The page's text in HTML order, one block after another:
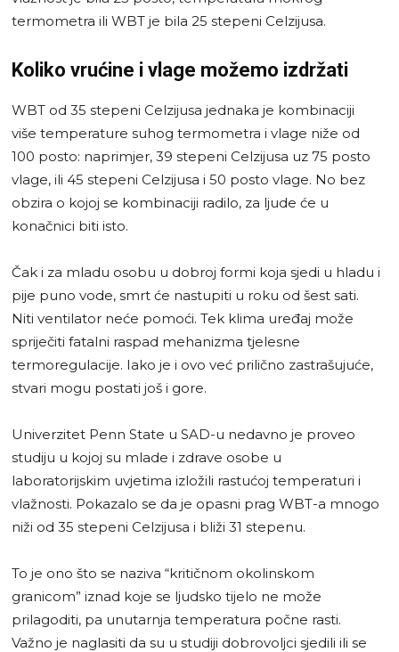
termometra ili WBT je bila 25 stepeni Celzijusa.
Koliko vrućine i vlage možemo izdržati
WBT od 35 stepeni Celzijusa jednaka je kombinaciji
više temperature suhog termometra i vlage niže od
100 posto: naprimjer, 39 stepeni Celzijusa uz 75 posto
vlage, ili 45 stepeni Celzijusa i 50 posto vlage. No bez
obzira o kojoj se kombinaciji radilo, za ljude će u
konačnici biti isto.
Čak i za mladu osobu u dobroj formi koja sjedi u hladu i
pije puno vode, smrt će nastupiti u roku od šest sati.
Niti ventilator neće pomoći. Tek klima uređaj može
spriječiti fatalni raspad mehanizma tjelesne
termoregulacije. Iako je i ovo već prilično zastrašujuće,
stvari mogu postati još i gore.
Univerzitet Penn State u SAD-u nedavno je proveo
studiju u kojoj su mlade i zdrave osobe u
laboratorijskim uvjetima izložili rastućoj temperaturi i
vlažnosti. Pokazalo se da je opasni prag WBT-a mnogo
niži od 35 stepeni Celzijusa i bliži 31 stepenu.
To je ono što se naziva “kritičnom okolinskom
granicom” iznad koje se ljudsko tijelo ne može
prilagoditi, pa unutarnja temperatura počne rasti.
Važno je naglasiti da su u studiji dobrovoljci sjedili ili se